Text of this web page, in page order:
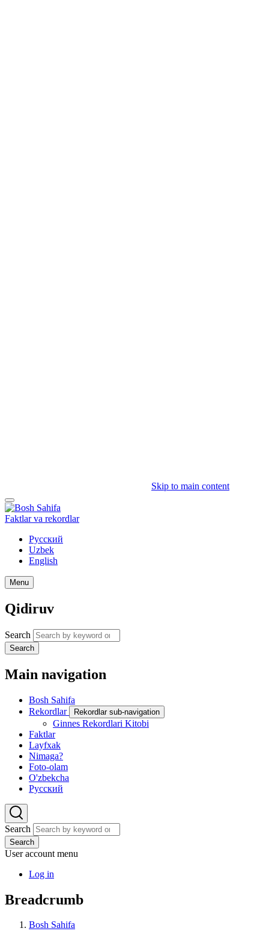
Skip to main content
Faktlar va rekordlar
Русский
Uzbek
English
Menu
Qidiruv
Search
Search
Main navigation
Bosh Sahifa
Rekordlar
Rekordlar sub-navigation
Ginnes Rekordlari Kitobi
Faktlar
Layfxak
Nimaga?
Foto-olam
O'zbekcha
Русский
Search
Search
User account menu
Log in
Breadcrumb
Bosh Sahifa